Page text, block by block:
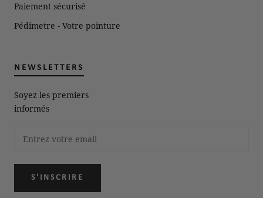
Paiement sécurisé
Pédimetre - Votre pointure
NEWSLETTERS
Soyez les premiers
informés
S'INSCRIRE